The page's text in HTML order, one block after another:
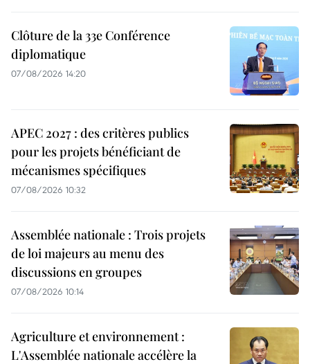
Clôture de la 33e Conférence
diplomatique
07/08/2026 14:20
APEC 2027 : des critères publics
pour les projets bénéficiant de
mécanismes spécifiques
07/08/2026 10:32
Assemblée nationale : Trois projets
de loi majeurs au menu des
discussions en groupes
07/08/2026 10:14
Agriculture et environnement :
L'Assemblée nationale accélère la